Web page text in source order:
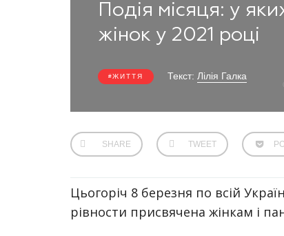
Подія місяця: у
жінок у 2021 році
ЖИТТЯ Текст: Лілія Галка
SHARE TWEET
Цьогоріч 8 березня по всій
рівности присвячена жінкам і